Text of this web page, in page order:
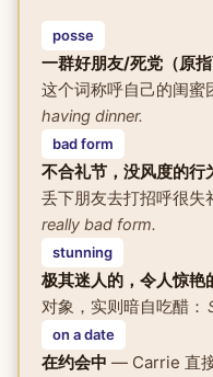
posse
一群好朋友/死党（原指
这个词称呼自己的闺蜜
having dinner.
bad form
不合礼节，没风度的行
丢下朋友去打招呼很失
really bad form.
stunning
极其迷人的，令人惊艳
对象，实则暗自吃醋：
on a date
在约会中 — Carrie 直